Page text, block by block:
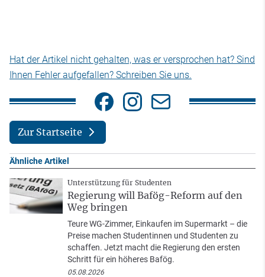
Hat der Artikel nicht gehalten, was er versprochen hat? Sind
Ihnen Fehler aufgefallen? Schreiben Sie uns.
Zur Startseite
Ähnliche Artikel
Unterstützung für Studenten
Regierung will Bafög-Reform auf den
Weg bringen
Teure WG-Zimmer, Einkaufen im Supermarkt – die
Preise machen Studentinnen und Studenten zu
schaffen. Jetzt macht die Regierung den ersten
Schritt für ein höheres Bafög.
05.08.2026